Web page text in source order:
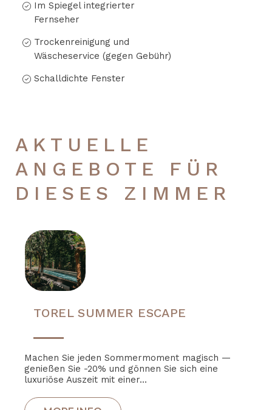
Im Spiegel integrierter
Fernseher
Trockenreinigung und
Wäscheservice (gegen Gebühr)
Schalldichte Fenster
AKTUELLE
ANGEBOTE FÜR
DIESES ZIMMER
TOREL SUMMER ESCAPE
Machen Sie jeden Sommermoment magisch —
genießen Sie -20% und gönnen Sie sich eine
luxuriöse Auszeit mit einer...